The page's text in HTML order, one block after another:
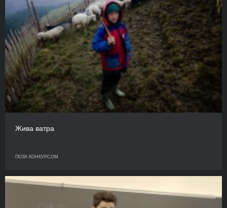
Жива ватра
ПОЗА КОНКУРСОМ